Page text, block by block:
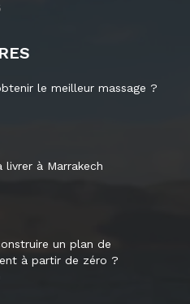
le meilleur massage ?
livrer à Marrakech
un plan de
à partir de zéro ?